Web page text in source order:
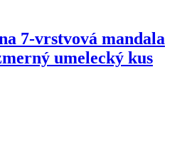
7-vrstvová mandala
umelecký kus